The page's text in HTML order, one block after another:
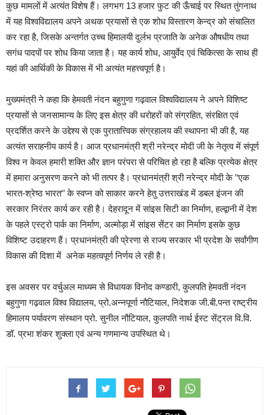
कुछ मामलों में अत्यंत विशेष हैं। लगभग 13 हजार फुट की ऊँचाई पर स्थित तुंगनाथ
में यह विश्वविद्यालय अपने अथक प्रयासों से एक शोध विस्तारण केन्द्र को संचालित
कर रहा है, जिसके अन्तर्गत उच्च हिमालयी दुर्लभ प्रजाति के अनेक औषधीय तथा
सगंध पादपों पर शोध किया जाता है। यह कार्य शोध, आयुर्वेद एवं चिकित्सा के साथ ही
यहां की आर्थिकी के विकास में भी अत्यंत महत्त्वपूर्ण है।
मुख्यमंत्री ने कहा कि हेमवती नंदन बहुगुणा गढ़वाल विश्वविद्यालय ने अपने विशिष्ट
प्रयासों से जनसामान्य के लिए इस क्षेत्र की धरोहरों को संग्रहित, संरक्षित एवं
प्रदर्शित करने के उद्देश्य से एक पुरातात्त्विक संग्रहालय की स्थापना भी की है, यह
अत्यंत सराहनीय कार्य है। आज प्रधानमंत्री श्री नरेन्द्र मोदी जी के नेतृत्व में संपूर्ण
विश्व न केवल हमारी शक्ति और ज्ञान परंपरा से परिचित हो रहा है बल्कि प्रत्येक क्षेत्र
में हमारा अनुसरण करने को भी तत्पर है। प्रधानमंत्री श्री नरेन्द्र मोदी के ’‘एक
भारत-श्रेष्ठ भारत‘’ के स्वप्न को साकार करने हेतु उत्तराखंड में डबल इंजन की
सरकार निरंतर कार्य कर रही है। देहरादून में सांइस सिटी का निर्माण, हल्द्वानी में देश
के पहले एस्ट्रो पार्क का निर्माण, अल्मोड़ा में सांइस सेंटर का निर्माण इसके कुछ
विशिष्ट उदाहरण हैं। प्रधानमंत्री की प्रेरणा से राज्य सरकार भी प्रदेश के सर्वांगीण
विकास की दिशा में अनेक महत्वपूर्ण निर्णय ले रही है।
इस अवसर पर वर्चुअल माध्यम से विधायक विनोद कण्डारी, कुलपति हेमवती नंदन
बहुगुणा गढ़वाल विश्व विद्यालय, प्रो.अन्नपूर्णा नौटियाल, निदेशक जी.बी.पन्त राष्ट्रीय
हिमालय पर्यावरण संस्थान प्रो. सुनील नौटियाल, कुलपति नार्थ ईस्ट सेंट्रल वि.वि.
डॉ. प्रभा शंकर शुक्ला एवं अन्य गणमान्य उपस्थित थे।